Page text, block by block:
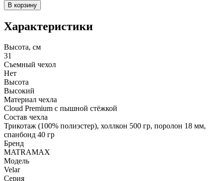
В корзину
Характеристики
Высота, см
31
Съемный чехол
Нет
Высота
Высокий
Материал чехла
Cloud Premium с пышной стёжкой
Состав чехла
Трикотаж (100% полиэстер), холлкон 500 гр, поролон 18 мм,
спанбонд 40 гр
Бренд
MATRAMAX
Модель
Velar
Серия